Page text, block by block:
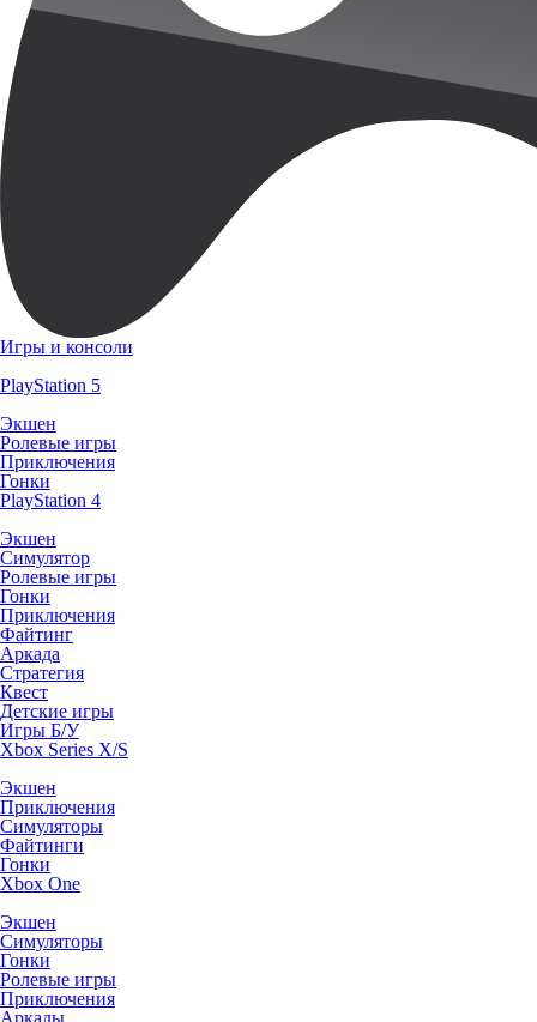
Игры и консоли
PlayStation 5
Экшен
Ролевые игры
Приключения
Гонки
PlayStation 4
Экшен
Симулятор
Ролевые игры
Гонки
Приключения
Файтинг
Аркада
Стратегия
Квест
Детские игры
Игры Б/У
Xbox Series X/S
Экшен
Приключения
Симуляторы
Файтинги
Гонки
Xbox One
Экшен
Симуляторы
Гонки
Ролевые игры
Приключения
Аркады